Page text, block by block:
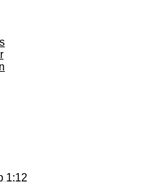
1:12